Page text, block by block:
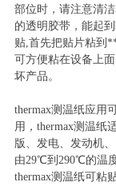
部位时，请注意清
的透明胶带，能起
贴,首先把贴片粘到
可方便粘在设备上
坏产品。
thermax测温纸应用
用，thermax测温纸
版、发电、发动机
由29℃到290℃的温度
thermax测温纸可粘